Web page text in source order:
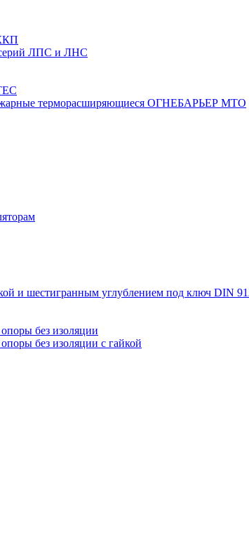
серий ЛПС и ЛНС
терморасширяющиеся ОГНЕБАРЬЕР МТО
и шестигранным углублением под ключ DIN
без изоляции
без изоляции с гайкой